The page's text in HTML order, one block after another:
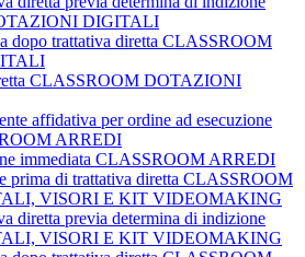
DIGITALI
dopo trattativa diretta CLASSROOM
CLASSROOM DOTAZIONI
affidativa per ordine ad esecuzione
ARREDI
immediata CLASSROOM ARREDI
prima di trattativa diretta CLASSROOM
VISORI E KIT VIDEOMAKING
diretta previa determina di indizione
VISORI E KIT VIDEOMAKING